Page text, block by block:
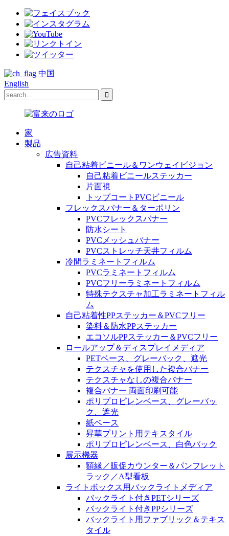
中国
English
家
製品
広告資料
自己粘着ビニール＆ワンウェイビジョン
自己粘着ビニールステッカー
片面視
トップコートPVCビニール
フレックスバナー＆ターポリン
PVCフレックスバナー
防水シート
PVCメッシュバナー
PVCストレッチ天井フィルム
冷間ラミネートフィルム
PVCラミネートフィルム
PVCフリーラミネートフィルム
特殊テクスチャ加工ラミネートフィル
ム
自己粘着性PPステッカー＆PVCフリー
染料＆防水PPステッカー
エコソルPPステッカー＆PVCフリー
ロールアップ＆ディスプレイメディア
PETベース、グレーバック、遮光
テクスチャを使用した複合バナー
テクスチャなしの複合バナー
複合バナー 両面印刷可能
ポリプロピレンベース、グレーバッ
ク、遮光
紙ベース
昇華プリント用テキスタイル
ポリプロピレンベース、白色バック
展示機器
額縁／販促カウンター＆パンフレット
ラック／A型看板
ライトボックス用バックライトメディア
バックライト付きPETシリーズ
バックライト付きPPシリーズ
バックライト用ファブリック＆テキス
タイル